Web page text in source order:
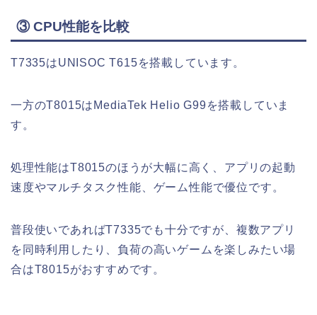
③ CPU性能を比較
T7335はUNISOC T615を搭載しています。
一方のT8015はMediaTek Helio G99を搭載していま
す。
処理性能はT8015のほうが大幅に高く、アプリの起動
速度やマルチタスク性能、ゲーム性能で優位です。
普段使いであればT7335でも十分ですが、複数アプリ
を同時利用したり、負荷の高いゲームを楽しみたい場
合はT8015がおすすめです。